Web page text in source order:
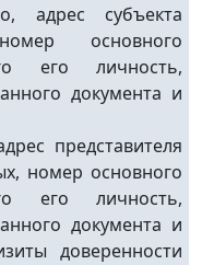
адрес субъекта
основного
его личность,
документа и
представителя
номер основного
его личность,
документа и
доверенности